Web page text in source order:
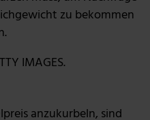
unsere Website zu
wir Informationen zu
an unsere Partner
zusammen, die du
zu bekommen
IMAGES.
anzukurbeln, sind